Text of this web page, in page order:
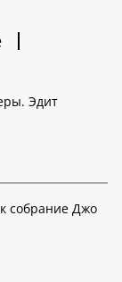
Эдит
собрание Джо